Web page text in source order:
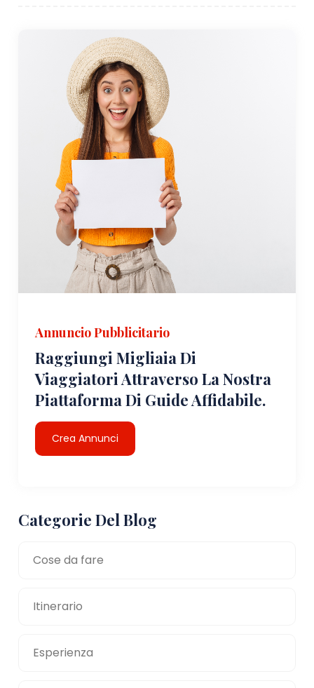
Annuncio Pubblicitario
Raggiungi Migliaia Di
Viaggiatori Attraverso La Nostra
Piattaforma Di Guide Affidabile.
Crea Annunci
Categorie Del Blog
Cose da fare
Itinerario
Esperienza